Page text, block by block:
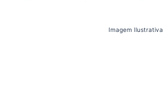
Imagem Ilustrativa